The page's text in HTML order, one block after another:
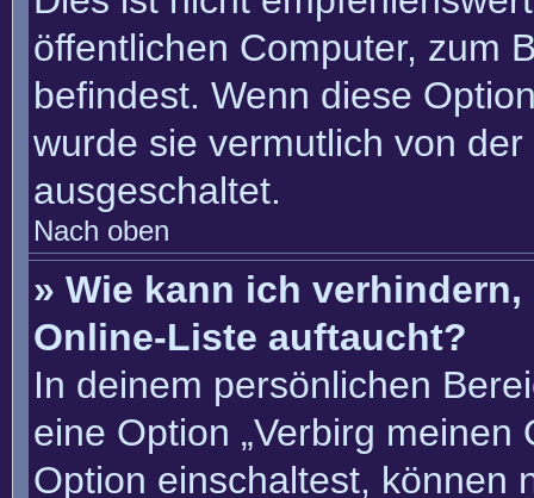
öffentlichen Computer, zum
befindest. Wenn diese
wurde sie vermutlich von
ausgeschaltet.
Nach oben
» Wie kann ich
Online-Liste auftaucht?
In deinem persönlichen
eine Option „Verbirg meinen
Option einschaltest, können